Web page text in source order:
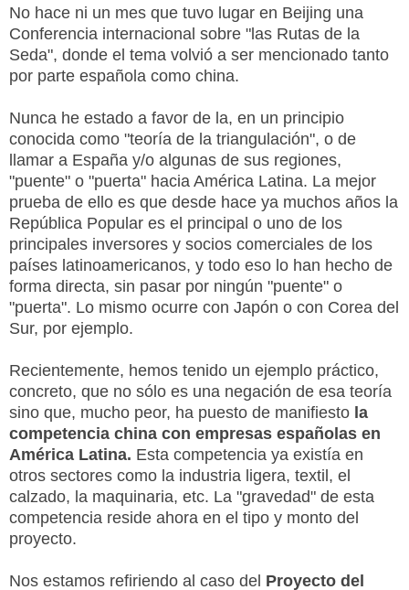
No hace ni un mes que tuvo lugar en Beijing una
Conferencia internacional sobre "las Rutas de la
Seda", donde el tema volvió a ser mencionado tanto
por parte española como china.
Nunca he estado a favor de la, en un principio
conocida como "teoría de la triangulación", o de
llamar a España y/o algunas de sus regiones,
"puente" o "puerta" hacia América Latina. La mejor
prueba de ello es que desde hace ya muchos años la
República Popular es el principal o uno de los
principales inversores y socios comerciales de los
países latinoamericanos, y todo eso lo han hecho de
forma directa, sin pasar por ningún "puente" o
"puerta". Lo mismo ocurre con Japón o con Corea del
Sur, por ejemplo.
Recientemente, hemos tenido un ejemplo práctico,
concreto, que no sólo es una negación de esa teoría
sino que, mucho peor, ha puesto de manifiesto la
competencia china con empresas españolas en
América Latina. Esta competencia ya existía en
otros sectores como la industria ligera, textil, el
calzado, la maquinaria, etc. La "gravedad" de esta
competencia reside ahora en el tipo y monto del
proyecto.
Nos estamos refiriendo al caso del Proyecto del